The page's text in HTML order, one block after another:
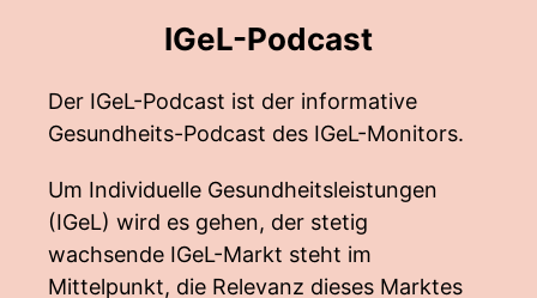
IGeL-Podcast
Der IGeL-Podcast ist der informative
Gesundheits-Podcast des IGeL-Monitors.
Um Individuelle Gesundheitsleistungen
(IGeL) wird es gehen, der stetig
wachsende IGeL-Markt steht im
Mittelpunkt, die Relevanz dieses Marktes